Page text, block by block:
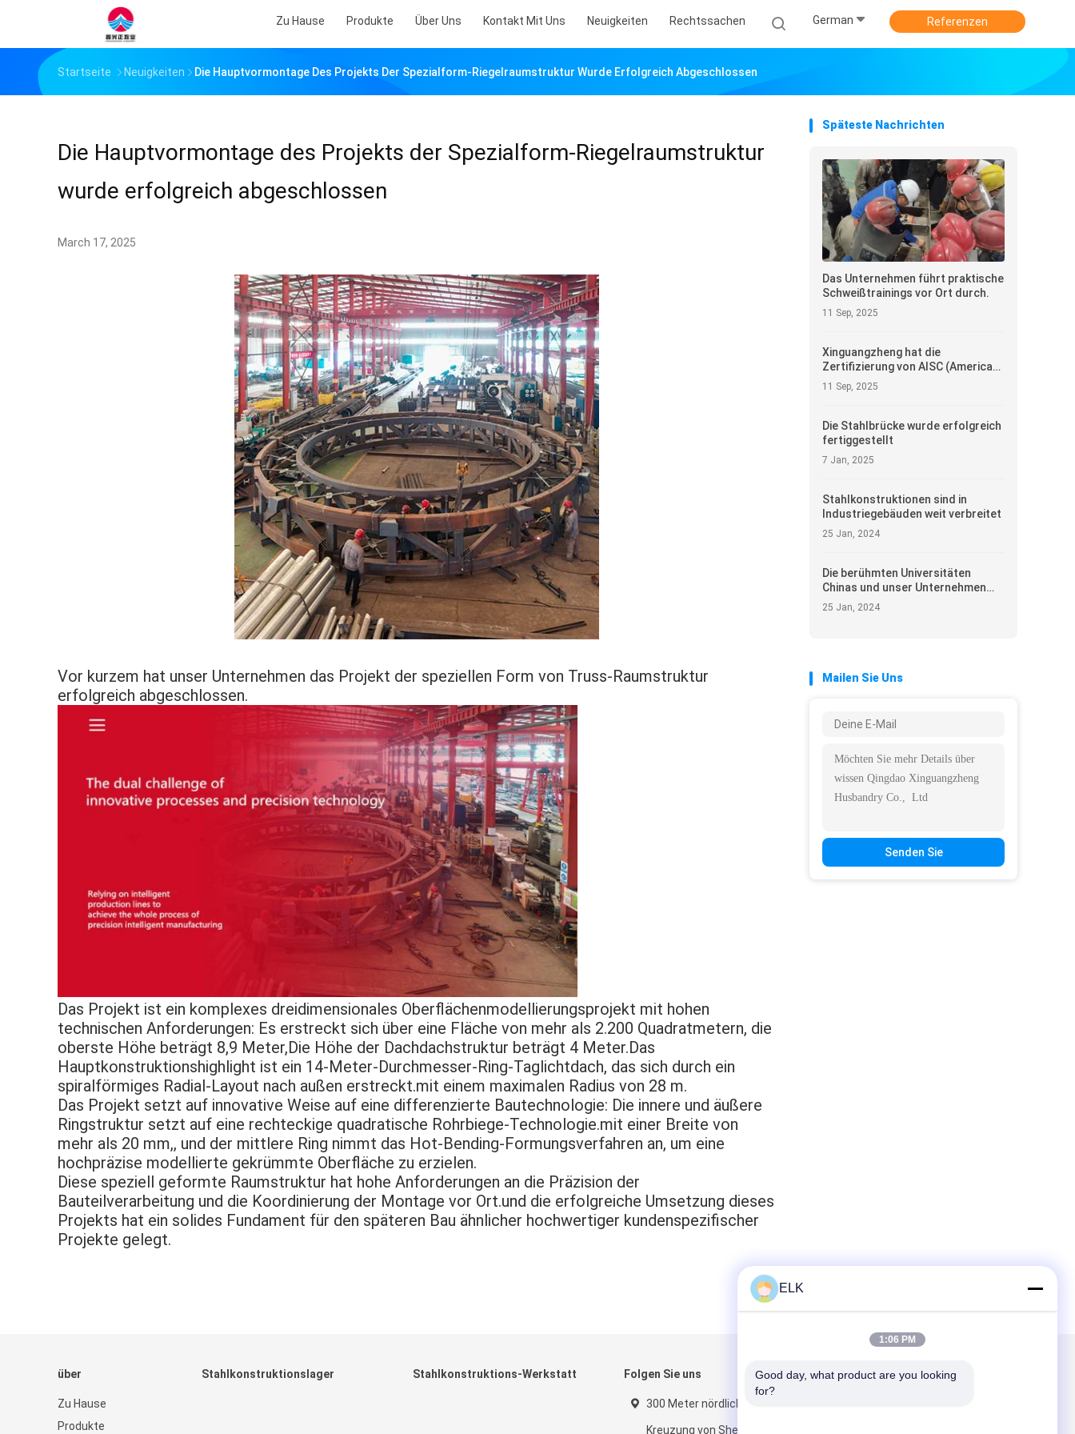
Zu Hause Produkte Über Uns Kontakt Mit Uns Neuigkeiten Rechtssachen German Referenzen
Startseite Neuigkeiten Die Hauptvormontage Des Projekts Der Spezialform-Riegelraumstruktur Wurde Erfolgreich Abgeschlossen
Die Hauptvormontage des Projekts der Spezialform-Riegelraumstruktur
wurde erfolgreich abgeschlossen
March 17, 2025
Vor kurzem hat unser Unternehmen das Projekt der speziellen Form von Truss-Raumstruktur
erfolgreich abgeschlossen.
Das Projekt ist ein komplexes dreidimensionales Oberflächenmodellierungsprojekt mit hohen
technischen Anforderungen: Es erstreckt sich über eine Fläche von mehr als 2.200 Quadratmetern, die
oberste Höhe beträgt 8,9 Meter,Die Höhe der Dachdachstruktur beträgt 4 Meter.Das
Hauptkonstruktionshighlight ist ein 14-Meter-Durchmesser-Ring-Taglichtdach, das sich durch ein
spiralförmiges Radial-Layout nach außen erstreckt.mit einem maximalen Radius von 28 m.
Das Projekt setzt auf innovative Weise auf eine differenzierte Bautechnologie: Die innere und äußere
Ringstruktur setzt auf eine rechteckige quadratische Rohrbiege-Technologie.mit einer Breite von
mehr als 20 mm,, und der mittlere Ring nimmt das Hot-Bending-Formungsverfahren an, um eine
hochpräzise modellierte gekrümmte Oberfläche zu erzielen.
Diese speziell geformte Raumstruktur hat hohe Anforderungen an die Präzision der
Bauteilverarbeitung und die Koordinierung der Montage vor Ort.und die erfolgreiche Umsetzung dieses
Projekts hat ein solides Fundament für den späteren Bau ähnlicher hochwertiger kundenspezifischer
Projekte gelegt.
Späteste Nachrichten
Das Unternehmen führt praktische
Schweißtrainings vor Ort durch.
11 Sep, 2025
Xinguangzheng hat die
Zertifizierung von AISC (American
Steel Construction Association)
erhalten!
11 Sep, 2025
Die Stahlbrücke wurde erfolgreich
fertiggestellt
7 Jan, 2025
Stahlkonstruktionen sind in
Industriegebäuden weit verbreitet
25 Jan, 2024
Die berühmten Universitäten
Chinas und unser Unternehmen
zum Austausch
25 Jan, 2024
Mailen Sie Uns
Senden Sie
über
Zu Hause
Produkte
Stahlkonstruktionslager Stahlkonstruktions-Werkstatt Folgen Sie uns
300 Meter nördlich der
Kreuzung von Shenzhen
Mailen Sie uns
ELK
1:06 PM
Good day, what product are you looking
for?